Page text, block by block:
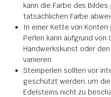
kann die Farbe des
tatsächlichen Farbe
In einer Kette von Konten
Perlen kann aufgrund
Handwerkskunst oder
variieren.
Steinperlen sollten vor
geschützt werden, um
Edelsteins nicht zu